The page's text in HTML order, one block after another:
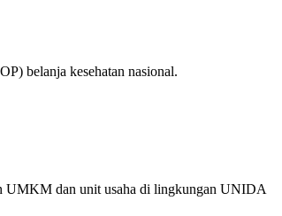
belanja kesehatan nasional.
UMKM dan unit usaha di lingkungan UNIDA